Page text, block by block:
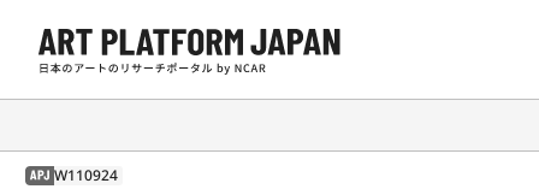
APJ W110924